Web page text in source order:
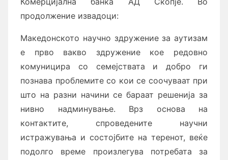
продолжение извадоци:
Македонското научно здружение за аутизам
е прво вакво здружение кое редовно
комуницира со семејствата и добро ги
познава проблемите со кои се соочуваат при
што на разни начини се бараат решенија за
нивно надминување. Врз основа на
контактите, спроведените научни
истражувања и состојбите на теренот, веќе
подолго време произлегува потребата за